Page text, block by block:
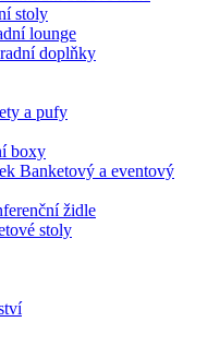
stoly
lounge
doplňky
a pufy
boxy
Banketový a eventový
židle
stoly